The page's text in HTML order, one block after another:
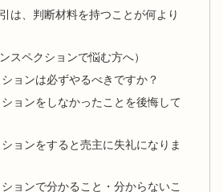
は、判断材料を持つことが何より
スペクションで悩む方へ）
ョンは必ずやるべきですか？
ョンをしなかったことを後悔して
ョンをすると売主に失礼になりま
ョンで分かること・分からないこ